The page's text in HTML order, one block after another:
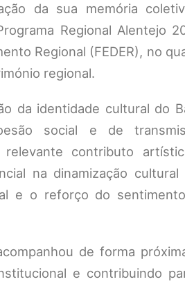
da sua memória
Regional Alentejo
Regional (FEDER), no
regional.
da identidade cultural do
social e de
contributo
na dinamização cultural
e o reforço do
de forma
e contribuindo